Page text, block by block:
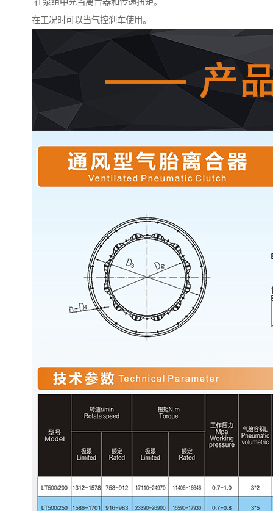
在泵组中充当离合器和传递扭矩。
在工况时可以当气控刹车使用。